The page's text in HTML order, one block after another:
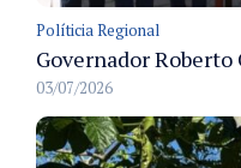
Políticia Regional
03/07/2026